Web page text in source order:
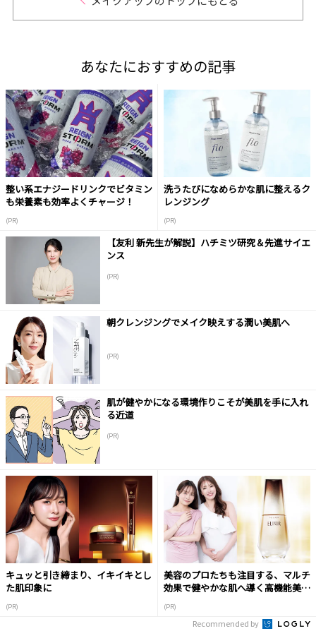
あなたにおすすめの記事
整い系エナジードリンクでビタミン
も栄養素も効率よくチャージ！
(PR)
洗うたびになめらかな肌に整えるク
レンジング
(PR)
【友利 新先生が解説】ハチミツ研究＆先進サイエ
ンス
(PR)
朝クレンジングでメイク映えする潤い美肌へ
(PR)
肌が健やかになる環境作りこそが美肌を手に入れ
る近道
(PR)
キュッと引き締まり、イキイキとし
た肌印象に
(PR)
美容のプロたちも注目する、マルチ
効果で健やかな肌へ導く高機能美容
(PR)
Recommended by